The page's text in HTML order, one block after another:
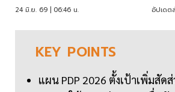
24 มิ.ย. 69 | 06:46 น. อัปเดต
KEY POINTS
แผน PDP 2026 ตั้งเป้าเพิ่มสัด